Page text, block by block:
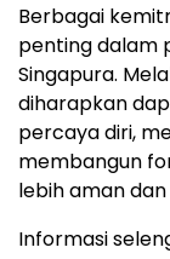
Berbagai
penting dalam
Singapura.
diharapkan
percaya diri,
membangun
lebih aman
Informasi